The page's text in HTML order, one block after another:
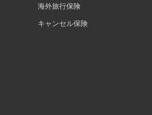
海外旅行保険
キャンセル保険